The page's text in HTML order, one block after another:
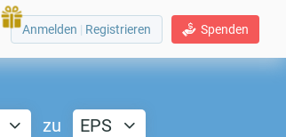
Spenden
Anmelden | Registrieren
zu EPS